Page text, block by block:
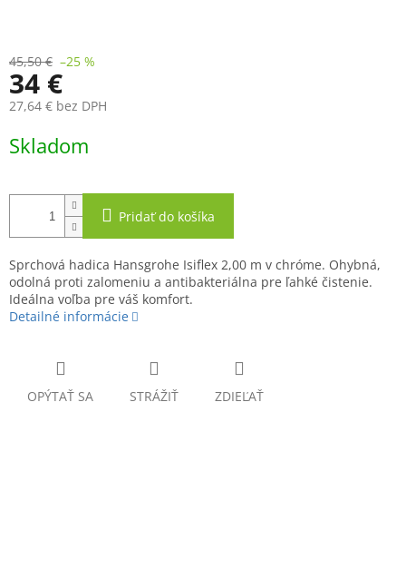
45,50 € –25 %
34 €
27,64 € bez DPH
cena:
Skladom
Pridať do košíka
Sprchová hadica Hansgrohe Isiflex 2,00 m v chróme. Ohybná,
odolná proti zalomeniu a antibakteriálna pre ľahké čistenie.
Ideálna voľba pre váš komfort.
Detailné informácie
OPÝTAŤ SA STRÁŽIŤ ZDIEĽAŤ